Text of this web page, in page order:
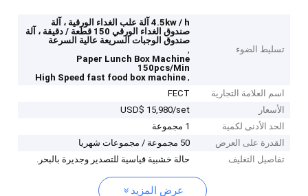
تسليط الضوء
4.5kw / h آلة علب الغداء الورقية ، آلة
صندوق الغداء الورقي 150 قطعة / دقيقة ، آلة
صندوق الوجبات السريعة عالية السرعة
,
Paper Lunch Box Machine
150pcs/Min
,
High Speed fast food box machine
اسم العلامة التجارية
FECT
الأسعار
USD$ 15,980/set
الحد الأدنى لكمية
1 مجموعة
القدرة على العرض
50 مجموعة / مجموعات شهريا
تفاصيل التغليف
حالة خشبية قياسية للتصدير وجديرة بالبحر.
عرض المزيد